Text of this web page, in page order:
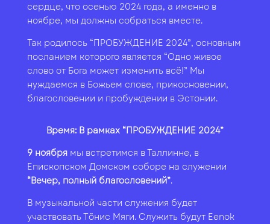
сердце, что осенью 2024 года, а именно в
ноябре, мы должны собраться вместе.
Так родилось “ПРОБУЖДЕНИЕ 2024”, основным
посланием которого является “Одно живое
слово от Бога может изменить всё!” Мы
нуждаемся в Божьем слове, прикосновении,
благословении и пробуждении в Эстонии.
Время: В рамках “ПРОБУЖДЕНИЕ 2024”
9 ноябрямы встретимся в Таллинне, в
Епископском Домском соборе на служении
“Вечер, полный благословений”.
В музыкальной части служения будет
участвовать Тõнис Mяги. Служить будут Eenok